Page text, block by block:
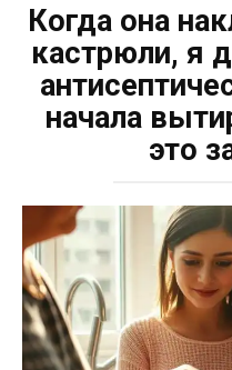
Когда она
кастрюли, я
начала
это